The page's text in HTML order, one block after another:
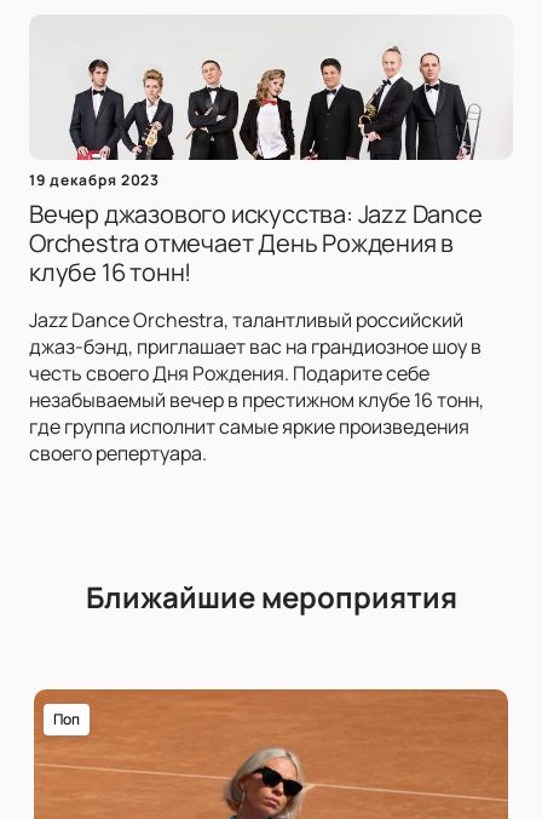
19 декабря 2023
Вечер джазового искусства: Jazz Dance
Orchestra отмечает День Рождения в
клубе 16 тонн!
Jazz Dance Orchestra, талантливый российский
джаз-бэнд, приглашает вас на грандиозное шоу в
честь своего Дня Рождения. Подарите себе
незабываемый вечер в престижном клубе 16 тонн,
где группа исполнит самые яркие произведения
своего репертуара.
Ближайшие мероприятия
Поп